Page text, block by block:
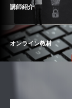
講師紹介
オンライン教材